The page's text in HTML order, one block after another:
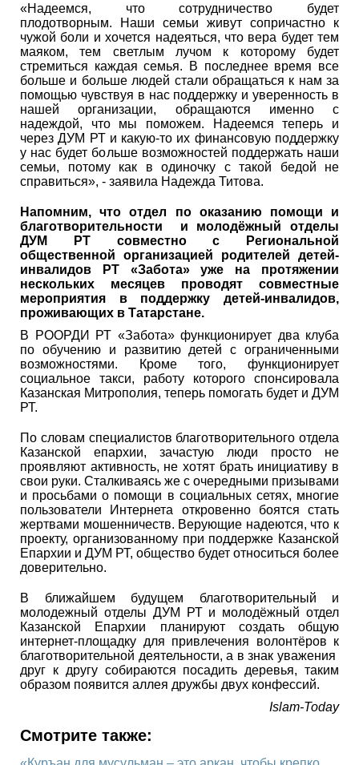
«Надеемся, что сотрудничество будет
плодотворным. Наши семьи живут сопричастно к
чужой боли и хочется надеяться, что вера будет тем
маяком, тем светлым лучом к которому будет
стремиться каждая семья. В последнее время все
больше и больше людей стали обращаться к нам за
помощью чувствуя в нас поддержку и уверенность в
нашей организации, обращаются именно с
надеждой, что мы поможем. Надеемся теперь и
через ДУМ РТ и какую-то их финансовую поддержку
у нас будет больше возможностей поддержать наши
семьи, потому как в одиночку с такой бедой не
справиться», - заявила Надежда Титова.
Напомним, что отдел по оказанию помощи и
благотворительности и молодёжный отделы
ДУМ РТ совместно с Региональной
общественной организацией родителей детей-
инвалидов РТ «Забота» уже на протяжении
нескольких месяцев проводят совместные
мероприятия в поддержку детей-инвалидов,
проживающих в Татарстане.
В РООРДИ РТ «Забота» функционирует два клуба
по обучению и развитию детей с ограниченными
возможностями. Кроме того, функционирует
социальное такси, работу которого спонсировала
Казанская Митрополия, теперь помогать будет и ДУМ
РТ.
По словам специалистов благотворительного отдела
Казанской епархии, зачастую люди просто не
проявляют активность, не хотят брать инициативу в
свои руки. Сталкиваясь же с очередными призывами
и просьбами о помощи в социальных сетях, многие
пользователи Интернета откровенно боятся стать
жертвами мошенничеств. Верующие надеются, что к
проекту, организованному при поддержке Казанской
Епархии и ДУМ РТ, общество будет относиться более
доверительно.
В ближайшем будущем благотворительный и
молодежный отделы ДУМ РТ и молодёжный отдел
Казанской Епархии планируют создать общую
интернет-площадку для привлечения волонтёров к
благотворительной деятельности, а в знак уважения
друг к другу собираются посадить деревья, таким
образом появится аллея дружбы двух конфессий.
Islam-Today
Смотрите также: